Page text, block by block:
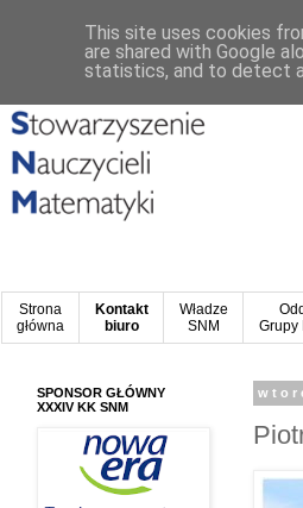
Strona
główna
Kontakt
biuro
Władze
SNM
Grupy
SPONSOR GŁÓWNY
XXXIV KK SNM
This site uses cookies
are shared with Google
statistics, and to detect